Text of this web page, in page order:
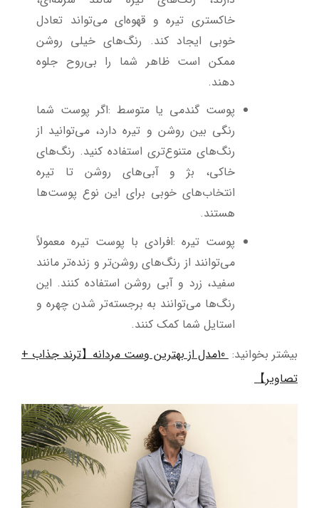
خاکستری تیره و قهوه‌ای می‌تواند تعادل
خوبی ایجاد کند. رنگ‌های خیلی روشن
ممکن است ظاهر شما را بی‌روح جلوه
دهند.
پوست گندمی یا متوسط :اگر پوست شما
رنگی بین روشن و تیره دارد، می‌توانید از
رنگ‌های متنوع‌تری استفاده کنید. رنگ‌های
خاکی، بژ و آبی‌های روشن تا تیره
انتخاب‌های خوبی برای این نوع پوست‌ها
هستند.
پوست تیره :افرادی با پوست تیره معمولاً
می‌توانند از رنگ‌های روشن‌تر و زنده‌تر مانند
سفید، زرد و آبی روشن استفاده کنند. این
رنگ‌ها می‌توانند به برجسته‌تر شدن چهره و
استایل شما کمک کنند.
بیشتر بخوانید:10مدل از بهترین وست مردانه 【ترند جذاب +
تصاویر 】